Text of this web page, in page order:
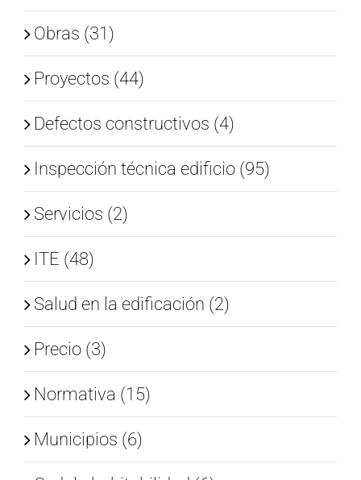
Obras (31)
Proyectos (44)
Defectos constructivos (4)
Inspección técnica edificio (95)
Servicios (2)
ITE (48)
Salud en la edificación (2)
Precio (3)
Normativa (15)
Municipios (6)